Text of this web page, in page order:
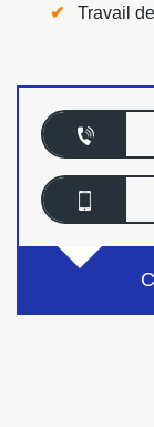
Travail